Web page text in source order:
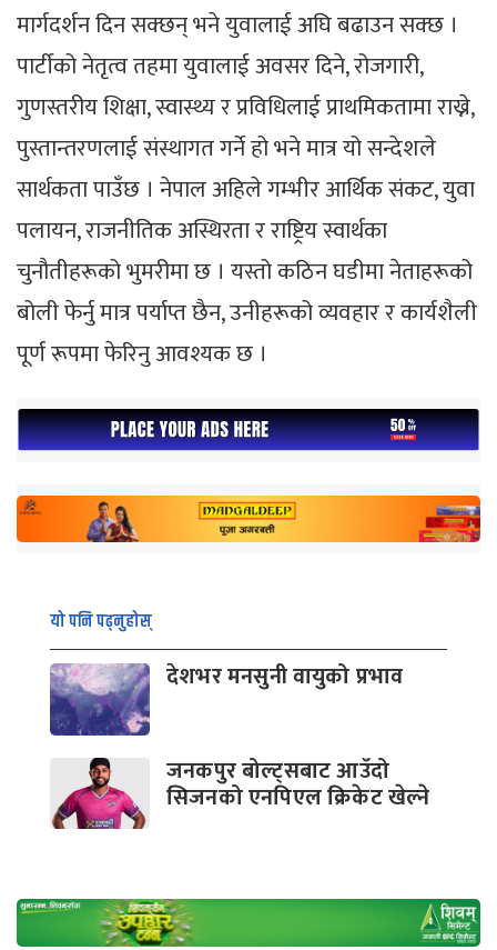
मार्गदर्शन दिन सक्छन् भने युवालाई अघि बढाउन सक्छ ।
पार्टीको नेतृत्व तहमा युवालाई अवसर दिने, रोजगारी,
गुणस्तरीय शिक्षा, स्वास्थ्य र प्रविधिलाई प्राथमिकतामा राख्ने,
पुस्तान्तरणलाई संस्थागत गर्ने हो भने मात्र यो सन्देशले
सार्थकता पाउँछ । नेपाल अहिले गम्भीर आर्थिक संकट, युवा
पलायन, राजनीतिक अस्थिरता र राष्ट्रिय स्वार्थका
चुनौतीहरूको भुमरीमा छ । यस्तो कठिन घडीमा नेताहरूको
बोली फेर्नु मात्र पर्याप्त छैन, उनीहरूको व्यवहार र कार्यशैली
पूर्ण रूपमा फेरिनु आवश्यक छ ।
यो पनि पढ्नुहोस्
देशभर मनसुनी वायुको प्रभाव
जनकपुर बोल्ट्सबाट आउँदो
सिजनको एनपिएल क्रिकेट खेल्ने